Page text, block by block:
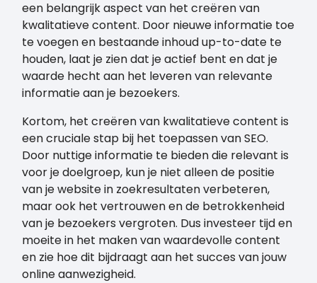
een belangrijk aspect van het creëren van
kwalitatieve content. Door nieuwe informatie toe
te voegen en bestaande inhoud up-to-date te
houden, laat je zien dat je actief bent en dat je
waarde hecht aan het leveren van relevante
informatie aan je bezoekers.
Kortom, het creëren van kwalitatieve content is
een cruciale stap bij het toepassen van SEO.
Door nuttige informatie te bieden die relevant is
voor je doelgroep, kun je niet alleen de positie
van je website in zoekresultaten verbeteren,
maar ook het vertrouwen en de betrokkenheid
van je bezoekers vergroten. Dus investeer tijd en
moeite in het maken van waardevolle content
en zie hoe dit bijdraagt aan het succes van jouw
online aanwezigheid.